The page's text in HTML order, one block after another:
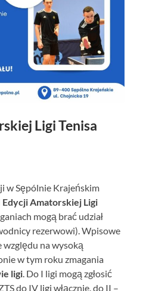
Ligi Tenisa
w Sępólnie Krajeńskim
Edycji Amatorskiej Ligi
mogą brać udział
rezerwowi). Wpisowe
względu na wysoką
w tym roku zmagania
ligi. Do I ligi mogą zgłosić
do IV ligi włącznie, do II –